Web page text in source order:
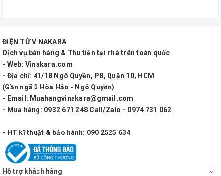
Hệ thống loa
đen
Cấu hình
2 loa vệ tinh, 1 loa siêu
trầm (Subwoofer)
Chống nhiễm từ có
Tín hiệu ngõ vào
ĐIỆN TỬ VINAKARA
Dịch vụ bán hàng & Thu tiền tại nhà trên toàn quốc
- Web: Vinakara.com
- Địa chỉ: 41/18 Ngô Quyền, P8, Quận 10, HCM
(Gần ngã 3 Hòa Hảo - Ngô Quyền)
- Email: Muahangvinakara@gmail.com
- Mua hàng: 0932 671 248 Call/Zalo - 0974 731 062
- HT kĩ thuật & bảo hành: 090 2525 634
Hỗ trợ khách hàng